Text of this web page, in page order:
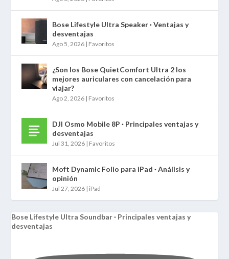
Bose Lifestyle Ultra Speaker · Ventajas y
desventajas
Ago 5, 2026 | Favoritos
¿Son los Bose QuietComfort Ultra 2 los
mejores auriculares con cancelación para
viajar?
Ago 2, 2026 | Favoritos
DJI Osmo Mobile 8P · Principales ventajas y
desventajas
Jul 31, 2026 | Favoritos
Moft Dynamic Folio para iPad · Análisis y
opinión
Jul 27, 2026 | iPad
Bose Lifestyle Ultra Soundbar · Principales ventajas y
desventajas